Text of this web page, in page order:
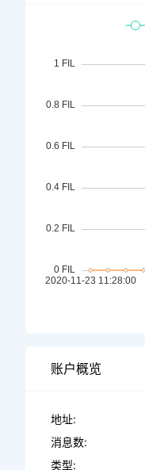
账户概览
地址:
消息数:
类型: